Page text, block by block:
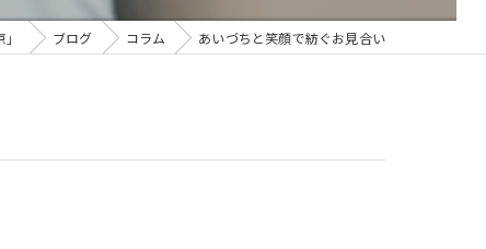
ブログ コラム あいづちと笑顔で紡ぐお見合い